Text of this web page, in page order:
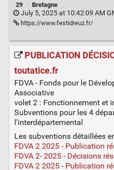
29
· Bretagne
July 5, 2025 at 10:42:09 AM
https://www.festidreuz.fr/
PUBLICATION
toutatice.fr
FDVA - Fonds pour le
Associative
volet 2 : Fonctionnement et
Subventions pour les 4
l'interdépartemental
Les subventions détaillées
FDVA 2 2025 - Publication
FDVA 2- 2025 - Décisions
FDVA 2 2025 - Publication